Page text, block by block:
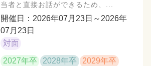
当者と直接お話ができるため、...
開催日：2026年07月23日～2026年
07月23日
対面
2027年卒 2028年卒 2029年卒